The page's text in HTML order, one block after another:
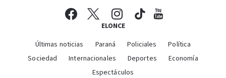
ELONCE
Últimas noticias Paraná Policiales
Política
Sociedad
Internacionales Deportes
Economía
Espectáculos